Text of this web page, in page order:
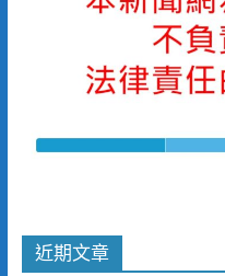
近期文章